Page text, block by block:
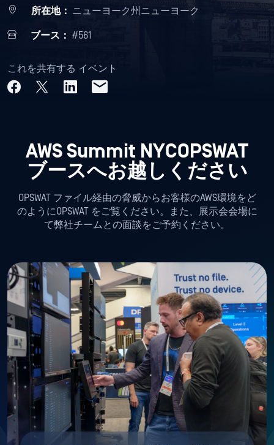
所在地： ニューヨーク州ニューヨーク
ブース： #561
これを共有する イベント
AWS Summit NYCOPSWAT
ブースへお越しください
OPSWAT ファイル経由の脅威からお客様のAWS環境をど
のようにOPSWAT をご覧ください。また、展示会会場に
て弊社チームとの面談をご予約ください。